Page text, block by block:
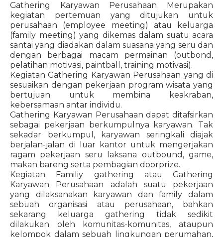
Gathering Karyawan Perusahaan Merupakan
kegiatan pertemuan yang ditujukan untuk
perusahaan (employee meeting) atau keluarga
(family meeting) yang dikemas dalam suatu acara
santai yang diadakan dalam suasana yang seru dan
dengan berbagai macam permainan (outbond,
pelatihan motivasi, paintball, training motivasi).
Kegiatan Gathering Karyawan Perusahaan yang di
sesuaikan dengan pekerjaan program wisata yang
bertujuan untuk membina keakraban,
kebersamaan antar individu.
Gathering Karyawan Perusahaan dapat ditafsirkan
sebagai pekerjaan berkumpulnya karyawan. Tak
sekadar berkumpul, karyawan seringkali diajak
berjalan-jalan di luar kantor untuk mengerjakan
ragam pekerjaan seru laksana outbound, game,
makan bareng serta pembagian doorprize.
Kegiatan Familiy gathering atau Gathering
Karyawan Perusahaan adalah suatu pekerjaan
yang dilaksanakan karyawan dan family dalam
sebuah organisasi atau perusahaan, bahkan
sekarang keluarga gathering tidak sedikit
dilakukan oleh komunitas-komunitas, ataupun
kelompok dalam sebuah lingkungan perumahan,